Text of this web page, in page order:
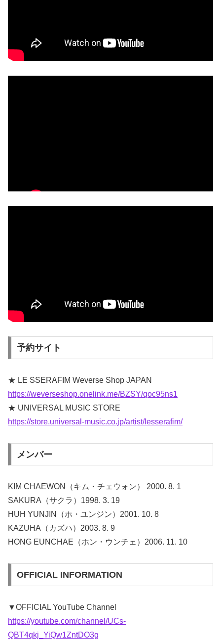
予約サイト
★ LE SSERAFIM Weverse Shop JAPAN
https://weverseshop.onelink.me/BZSY/qoc95ns1
★ UNIVERSAL MUSIC STORE
https://store.universal-music.co.jp/artist/lesserafim/
メンバー
KIM CHAEWON（キム・チェウォン） 2000. 8. 1
SAKURA（サクラ）1998. 3. 19
HUH YUNJIN（ホ・ユンジン）2001. 10. 8
KAZUHA（カズハ）2003. 8. 9
HONG EUNCHAE（ホン・ウンチェ）2006. 11. 10
OFFICIAL INFORMATION
▼OFFICIAL YouTube Channel
https://youtube.com/channel/UCs-
QBT4qkj_YiQw1ZntDO3g